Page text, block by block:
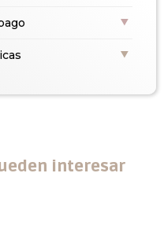
interesar